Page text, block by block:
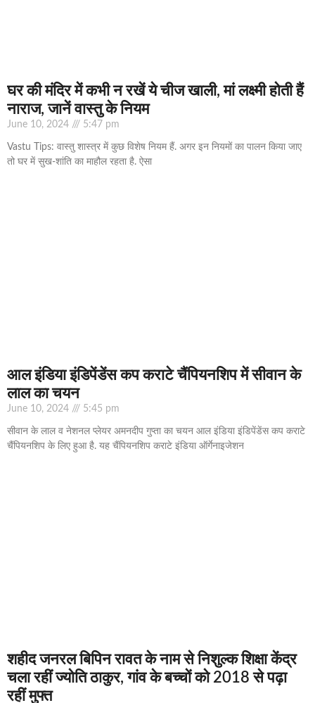
घर की मंदिर में कभी न रखें ये चीज खाली, मां लक्ष्मी होती हैं
नाराज, जानें वास्तु के नियम
June 10, 2024 5:47 pm
Vastu Tips: वास्तु शास्त्र में कुछ विशेष नियम हैं. अगर इन नियमों का पालन किया जाए
तो घर में सुख-शांति का माहौल रहता है. ऐसा
आल इंडिया इंडिपेंडेंस कप कराटे चैंपियनशिप में सीवान के
लाल का चयन
June 10, 2024 5:45 pm
सीवान के लाल व नेशनल प्लेयर अमनदीप गुप्ता का चयन आल इंडिया इंडिपेंडेंस कप कराटे
चैंपियनशिप के लिए हुआ है. यह चैंपियनशिप कराटे इंडिया ऑर्गेनाइजेशन
शहीद जनरल बिपिन रावत के नाम से निशुल्क शिक्षा केंद्र
चला रहीं ज्योति ठाकुर, गांव के बच्चों को 2018 से पढ़ा
रहीं मुफ्त